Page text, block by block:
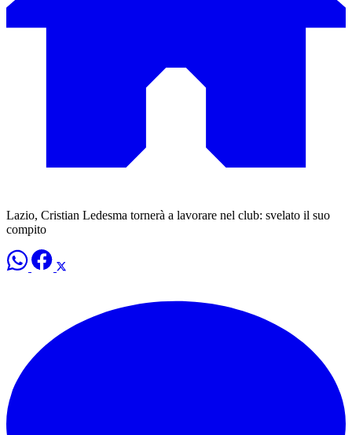
Lazio, Cristian Ledesma tornerà a lavorare nel club: svelato il suo
compito